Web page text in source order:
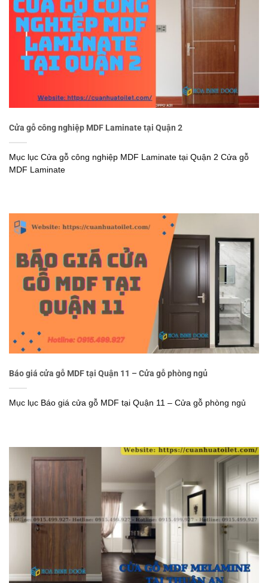
Cửa gỗ công nghiệp MDF Laminate tại Quận 2
Mục lục Cửa gỗ công nghiệp MDF Laminate tại Quận 2 Cửa gỗ
MDF Laminate
Báo giá cửa gỗ MDF tại Quận 11 – Cửa gỗ phòng ngủ
Mục lục Báo giá cửa gỗ MDF tại Quận 11 – Cửa gỗ phòng ngủ